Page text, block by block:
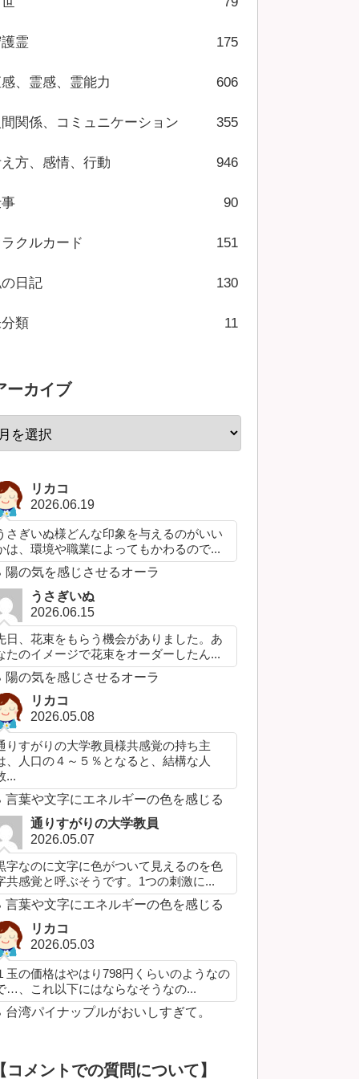
霊 175
、霊感、霊能力 606
関係、コミュニケーション 355
方、感情、行動 946
90
クルカード 151
日記 130
類 11
ーカイブ
リカコ
2026.06.19
さぎいぬ様どんな印象を与えるのがいい
は、環境や職業によってもかわるので...
陽の気を感じさせるオーラ
うさぎいぬ
2026.06.15
日、花束をもらう機会がありました。あ
たのイメージで花束をオーダーしたん...
陽の気を感じさせるオーラ
リカコ
2026.05.08
りすがりの大学教員様共感覚の持ち主
、人口の４～５％となると、結構な人
...
言葉や文字にエネルギーの色を感じる
通りすがりの大学教員
2026.05.07
字なのに文字に色がついて見えるのを色
共感覚と呼ぶそうです。1つの刺激に...
言葉や文字にエネルギーの色を感じる
リカコ
2026.05.03
玉の価格はやはり798円くらいのようなの
…、これ以下にはならなそうなの...
台湾パイナップルがおいしすぎて。
コメントでの質問について】